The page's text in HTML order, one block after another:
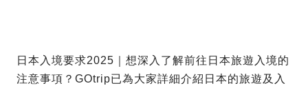
日本入境要求2025｜想深入了解前往日本旅遊入境的
注意事項？GOtrip已為大家詳細介紹日本的旅遊及入